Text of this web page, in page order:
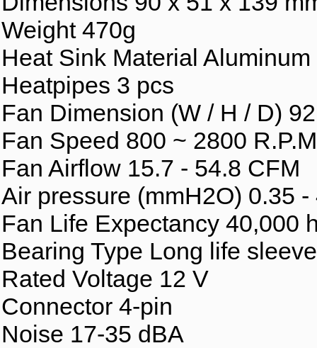
Weight 470g
Heat Sink Material Aluminum
Heatpipes 3 pcs
Fan Dimension (W / H / D)
Fan Speed 800 ~ 2800
Fan Airflow 15.7 - 54.8 CFM
Air pressure (mmH2O) 0.35
Fan Life Expectancy 40,000
Bearing Type Long life
Rated Voltage 12 V
Connector 4-pin
Noise 17-35 dBA